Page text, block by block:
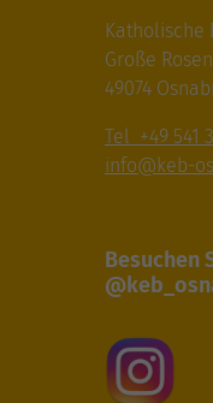
Katholische
Große
49074
Tel +49 541
info@keb-
Besuchen